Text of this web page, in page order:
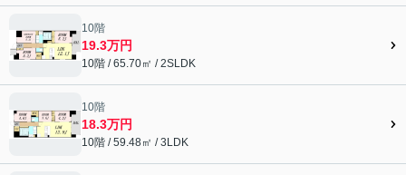
10階
19.3万円
10階 / 65.70㎡ / 2SLDK
10階
18.3万円
10階 / 59.48㎡ / 3LDK